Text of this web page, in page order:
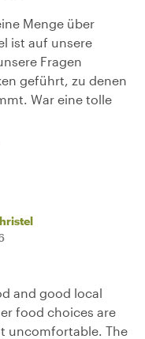
Menge über
ist auf unsere
Fragen
geführt, zu denen
War eine tolle
and good local
food choices are
uncomfortable. The